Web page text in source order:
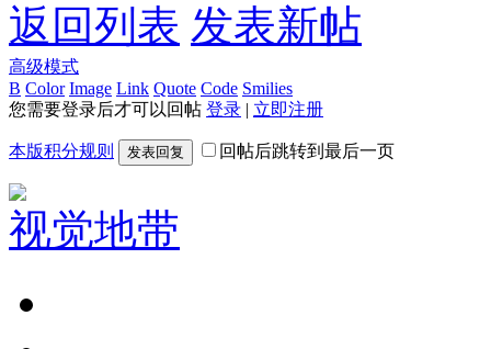
返回列表 发表新帖
高级模式
B Color Image Link Quote Code Smilies
您需要登录后才可以回帖 登录 | 立即注册
本版积分规则 发表回复 回帖后跳转到最后一页
视觉地带